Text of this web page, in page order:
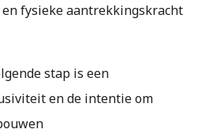
fysieke aantrekkingskracht
stap is een
en de intentie om